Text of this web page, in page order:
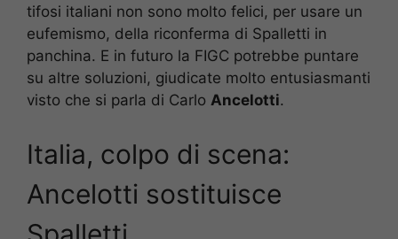
tifosi italiani non sono molto felici, per usare un
eufemismo, della riconferma di Spalletti in
panchina. E in futuro la FIGC potrebbe puntare
su altre soluzioni, giudicate molto entusiasmanti
visto che si parla di Carlo Ancelotti.
Italia, colpo di scena:
Ancelotti sostituisce